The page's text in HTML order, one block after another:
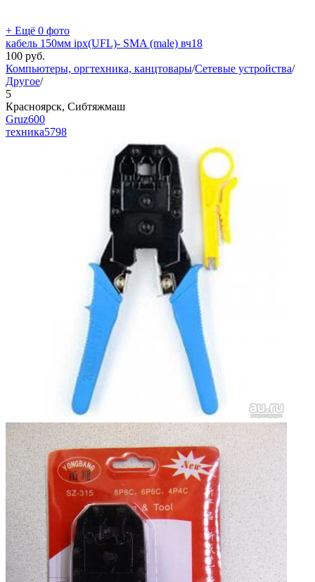
+ Ещё 0 фото
кабель 150мм ipx(UFL)- SMA (male) вч18
100 руб.
Компьютеры, оргтехника, канцтовары/Сетевые устройства/
Другое/
5
Красноярск, Сибтяжмаш
Gruz600
техника5798